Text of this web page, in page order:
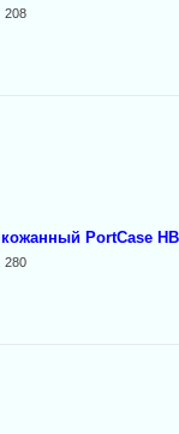
| 208
PortCase
| 280